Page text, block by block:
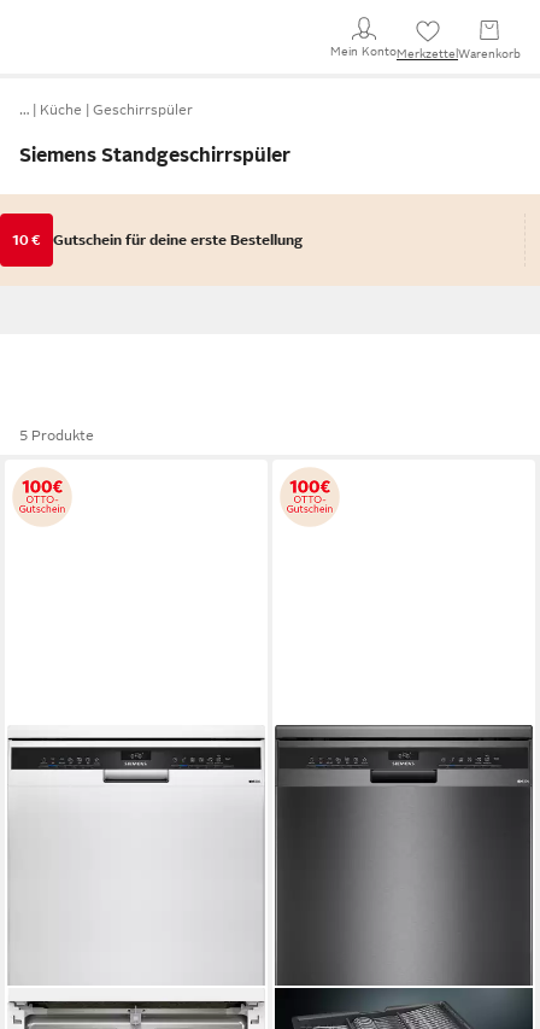
Mein KontoMerkzettel Warenkorb
… Küche Geschirrspüler
Siemens Standgeschirrspüler
10 € Gutschein für deine erste Bestellung
5 Produkte